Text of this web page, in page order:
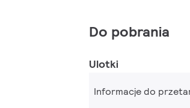
Do pobrania
Ulotki
Informacje do